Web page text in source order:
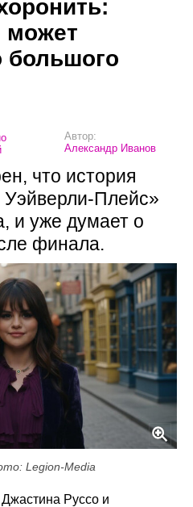
может
большого
Автор:
Александр Иванов
что история
Плейс»
и уже думает о
финала.
Legion-Media
Руссо и